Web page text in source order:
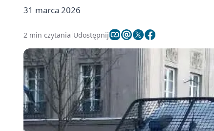
31 marca 2026
2 min czytania Udostępnij